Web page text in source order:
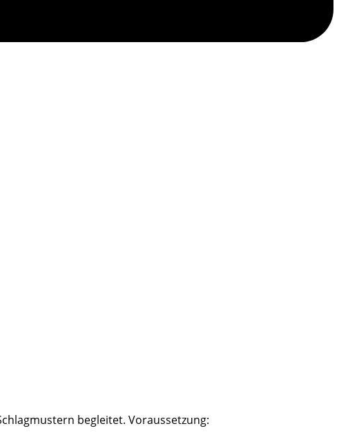
begleitet. Voraussetzung: